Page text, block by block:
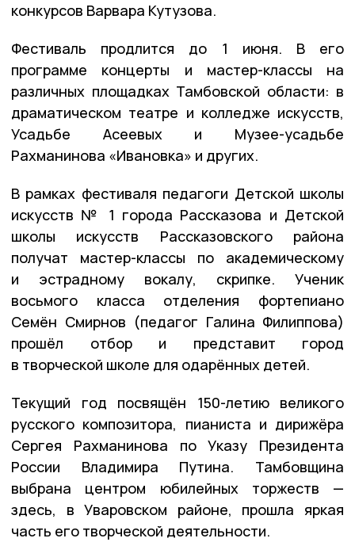
конкурсов Варвара Кутузова.
Фестиваль продлится до 1 июня. В его
программе концерты и мастер-классы на
различных площадках Тамбовской области: в
драматическом театре и колледже искусств,
Усадьбе Асеевых и Музее-усадьбе
Рахманинова «Ивановка» и других.
В рамках фестиваля педагоги Детской школы
искусств № 1 города Рассказова и Детской
школы искусств Рассказовского района
получат мастер-классы по академическому
и эстрадному вокалу, скрипке. Ученик
восьмого класса отделения фортепиано
Семён Смирнов (педагог Галина Филиппова)
прошёл отбор и представит город
в творческой школе для одарённых детей.
Текущий год посвящён 150-летию великого
русского композитора, пианиста и дирижёра
Сергея Рахманинова по Указу Президента
России Владимира Путина. Тамбовщина
выбрана центром юбилейных торжеств —
здесь, в Уваровском районе, прошла яркая
часть его творческой деятельности.